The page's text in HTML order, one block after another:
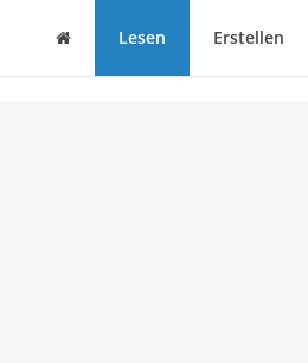
Haus Lesen Erstellen